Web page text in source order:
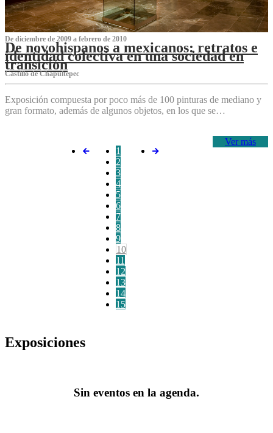
De diciembre de 2009 a febrero de 2010
De novohispanos a mexicanos: retratos e
identidad colectiva en una sociedad en
transición
Castillo de Chapultepec
Exposición compuesta por poco más de 100 pinturas de mediano y
gran formato, además de algunos objetos, en los que se…
Ver más
1
2
3
4
5
6
7
8
9
10
11
12
13
14
15
Exposiciones
Sin eventos en la agenda.